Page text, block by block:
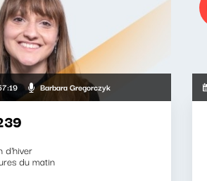
Barbara Gregorczyk
d'hiver
du matin